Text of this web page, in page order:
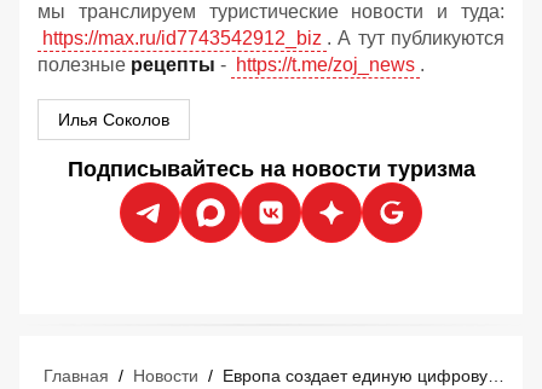
мы транслируем туристические новости и туда:
https://max.ru/id7743542912_biz . А тут публикуются
полезные рецепты - https://t.me/zoj_news .
Илья Соколов
Подписывайтесь на новости туризма
Главная / Новости / Европа создает единую цифровую сеть для управления туристическими потоками